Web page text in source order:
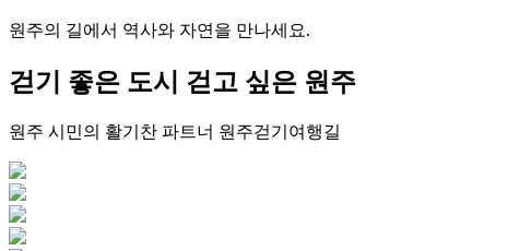
원주의 길에서 역사와 자연을 만나세요.
걷기 좋은 도시 걷고 싶은 원주
원주 시민의 활기찬 파트너 원주걷기여행길